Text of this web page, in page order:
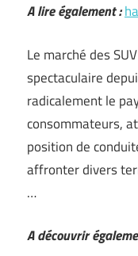
A lire également :
Le marché des
spectaculaire
radicalement le
consommateurs,
position de
affronter divers
…
A découvrir